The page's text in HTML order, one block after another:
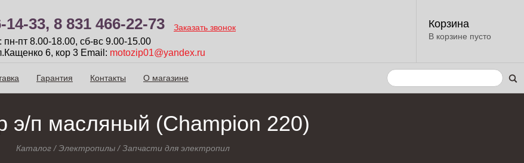
14-33, 8 831 466-22-73 Заказать звонок
пт 8.00-18.00, сб-вc 9.00-15.00
6, кор 3 Email: motozip01@yandex.ru
Корзина
В корзине пусто
Гарантия Контакты О магазине
э/п масляный (Champion 220)
Каталог /Электропилы /Запчасти для электропил